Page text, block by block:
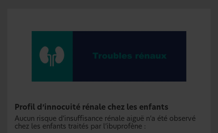
Profil d’innocuité rénale chez les enfants
Aucun risque d’insuffisance rénale aiguë n’a été observé
chez les enfants traités par l’ibuprofène :